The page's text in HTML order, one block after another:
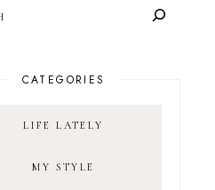
CATEGORIES
LIFE LATELY
MY STYLE